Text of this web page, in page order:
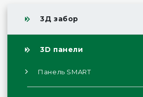
3Д забор
3D панели
Панель SMART